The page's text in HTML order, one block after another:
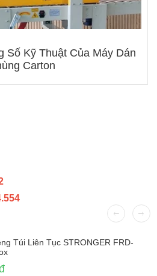
Số Kỹ Thuật Của Máy Dán
Carton
Túi Liên Tục STRONGER FRD-